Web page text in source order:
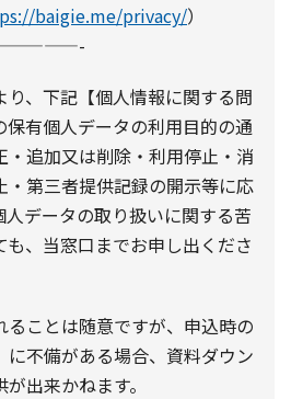
baigie.me/privacy/）
り、下記【個人情報に関する問
有個人データの利用目的の通
追加又は削除・利用停止・消
・第三者提供記録の開示等に応
人データの取り扱いに関する苦
、当窓口までお申し出くださ
ることは随意ですが、申込時の
不備がある場合、資料ダウン
出来かねます。